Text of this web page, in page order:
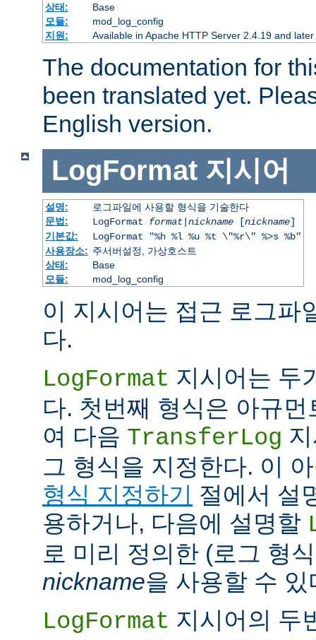
상태:
Base
모듈:
mod_log_config
지원:
Available in Apache HTTP Server 2.4.19 and later
The documentation for
been translated yet.
English version.
LogFormat 지시어
설명:
로그파일에 사용할 형식을 기술한다
문법:
LogFormat format| nickname[nickname]
기본값:
LogFormat "%h %l %u %t \"%r\" %>s %b"
사용장소: 주서버설정, 가상호스트
상태:
Base
모듈:
mod_log_config
이 지시어는 접근 로그파
다.
LogFormat 지시어는 두
다. 첫번째 형식은 아규
여 다음 TransferLog
그 형식을 지정한다. 이
형식 지정하기 절에서 설
용하거나, 다음에 설명할
로 미리 정의한 (로그 형
nickname을 사용할 수 있
LogFormat 지시어의 두